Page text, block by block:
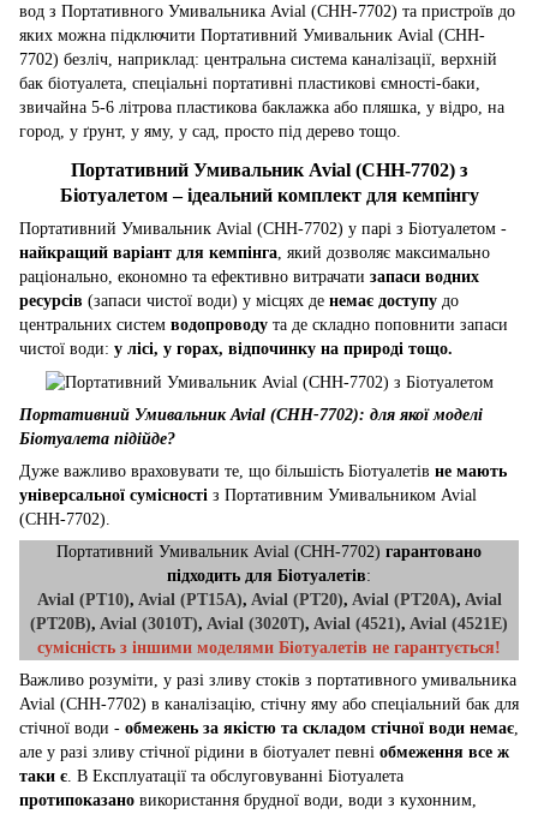
вод з Портативного Умивальника Avial (CHH-7702) та пристроїв до
яких можна підключити Портативний Умивальник Avial (CHH-
7702) безліч, наприклад: центральна система каналізації, верхній
бак біотуалета, спеціальні портативні пластикові ємності-баки,
звичайна 5-6 літрова пластикова баклажка або пляшка, у відро, на
город, у ґрунт, у яму, у сад, просто під дерево тощо.
Портативний Умивальник Avial (CHH-7702) з
Біотуалетом – ідеальний комплект для кемпінгу
Портативний Умивальник Avial (CHH-7702) у парі з Біотуалетом -
найкращий варіант для кемпінга, який дозволяє максимально
раціонально, економно та ефективно витрачати запаси водних
ресурсів (запаси чистої води) у місцях де немає доступу до
центральних систем водопроводу та де складно поповнити запаси
чистої води: у лісі, у горах, відпочинку на природі тощо.
Портативний Умивальник Avial (CHH-7702): для якої моделі
Біотуалета підійде?
Дуже важливо враховувати те, що більшість Біотуалетів не мають
універсальної сумісності з Портативним Умивальником Avial
(CHH-7702).
Портативний Умивальник Avial (CHH-7702) гарантовано
підходить для Біотуалетів:
Avial (PT10), Avial (PT15A), Avial (PT20), Avial (PT20A), Avial
(PT20B), Avial (3010T), Avial (3020T), Avial (4521), Avial (4521E)
сумісність з іншими моделями Біотуалетів не гарантується!
Важливо розуміти, у разі зливу стоків з портативного умивальника
Avial (CHH-7702) в каналізацію, стічну яму або спеціальний бак для
стічної води - обмежень за якістю та складом стічної води немає,
але у разі зливу стічної рідини в біотуалет певні обмеження все ж
таки є. В Експлуатації та обслуговуванні Біотуалета
протипоказано використання брудної води, води з кухонним,